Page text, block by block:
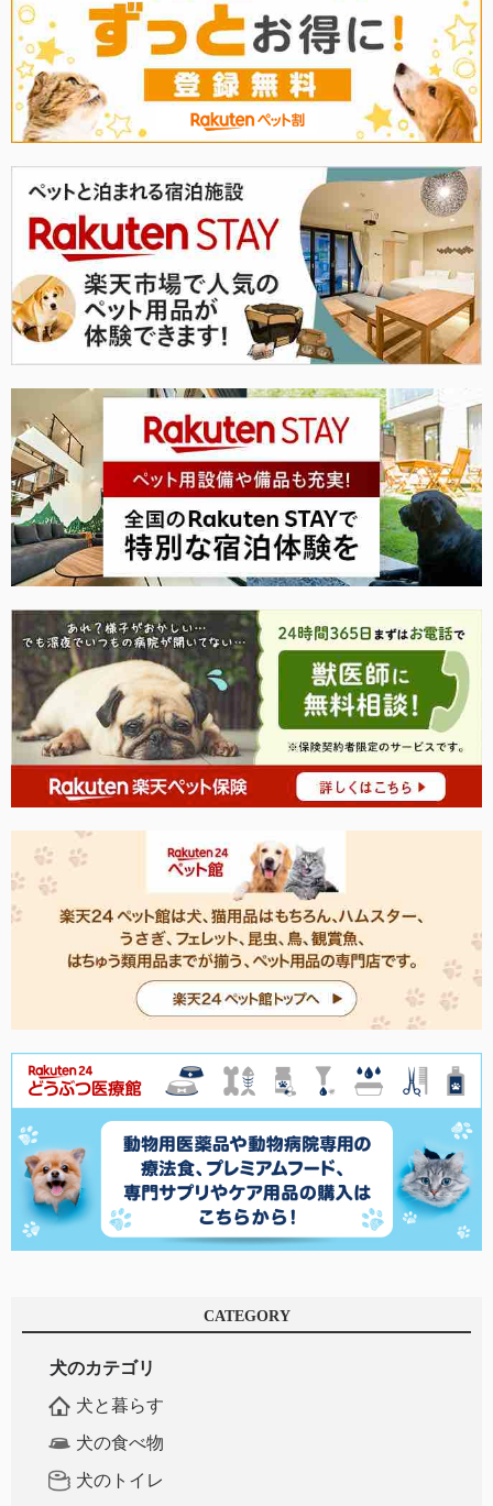
CATEGORY
犬のカテゴリ
犬と暮らす
犬の食べ物
犬のトイレ